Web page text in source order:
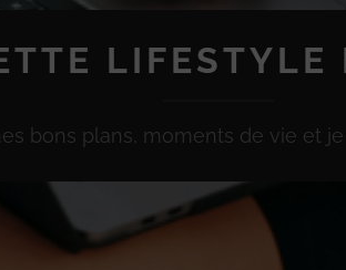
LIFESTYLE
bons plans, moments de vie et